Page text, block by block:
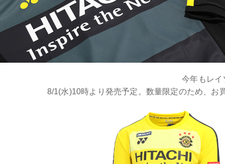
今年もレイ
8/1(水)10時より発売予定。数量限定のため、お